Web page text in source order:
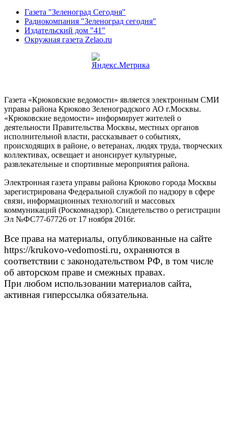
Газета "Зеленоград Сегодня"
Радиокомпания "Зеленоград сегодня"
Издательский дом "41"
Окружная газета Zelao.ru
Газета «Крюковские ведомости» является электронным СМИ
управы района Крюково Зеленоградского АО г.Москвы.
«Крюковские ведомости» информирует жителей о
деятельности Правительства Москвы, местных органов
исполнительной власти, рассказывает о событиях,
происходящих в районе, о ветеранах, людях труда, творческих
коллективах, освещает и анонсирует культурные,
развлекательные и спортивные мероприятия района.
Электронная газета управы района Крюково города Москвы
зарегистрирована Федеральной службой по надзору в сфере
связи, информационных технологий и массовых
коммуникаций (Роскомнадзор). Свидетельство о регистрации
Эл №ФС77-67726 от 17 ноября 2016г.
Все права на материалы, опубликованные на сайте
https://krukovo-vedomosti.ru, охраняются в
соответствии с законодательством РФ, в том числе
об авторском праве и смежных правах.
При любом использовании материалов сайта,
активная гиперссылка обязательна.